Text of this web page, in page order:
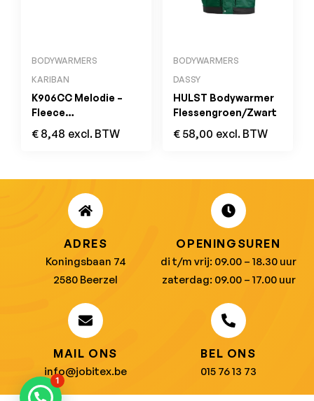
BODYWARMERS
KARIBAN
K906CC Melodie –
Fleece
Damesbodywarmer
Fluorescent Orange
€ 8,48 excl. BTW
BODYWARMERS
DASSY
HULST Bodywarmer
Flessengroen/Zwart
€ 58,00 excl. BTW
ADRES
Koningsbaan 74
2580 Beerzel
OPENINGSUREN
di t/m vrij: 09.00 – 18.30 uur
zaterdag: 09.00 – 17.00 uur
MAIL ONS
info@jobitex.be
BEL ONS
015 76 13 73
1